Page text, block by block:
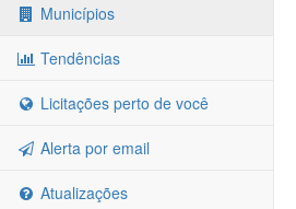
Municípios
Tendências
Licitações perto de você
Alerta por email
Atualizações